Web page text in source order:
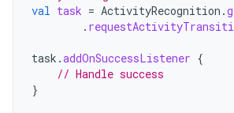
val task = ActivityRecognition .
.
task .addOnSuccessListener {
// Handle success
}